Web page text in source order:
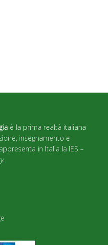
è la prima realtà italiana
insegnamento e
in Italia la IES –
.